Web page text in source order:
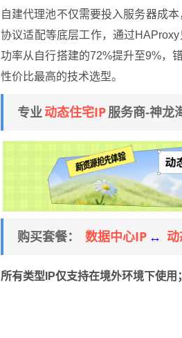
自建代理池不仅需要投入服务器成
协议适配等底层工作，通过
功率从自行搭建的72%提升至9%，
性价比最高的技术选型。
专业 动态住宅IP 服务商-神龙
购买套餐： 数据中心IP ↔
所有类型IP仅支持在境外环境下使